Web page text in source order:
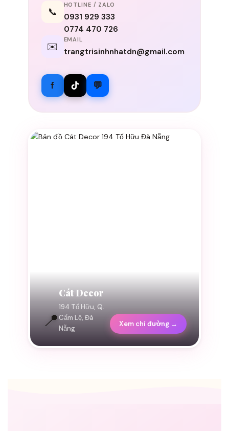
📞
HOTLINE / ZALO
0931 929 333
0774 470 726
✉️
EMAIL
trangtrisinhnhatdn@gmail.com
f 💬
📍
Cát Decor
194 Tố Hữu, Q.
Cẩm Lệ, Đà
Nẵng
Xem chỉ đường →